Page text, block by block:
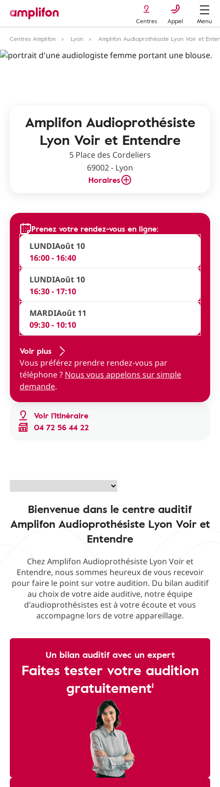
Centres Appel
Menu
Centres Amplifon
Lyon Amplifon Audioprothésiste Lyon Voir et
Amplifon Audioprothésiste
Lyon Voir et Entendre
5 Place des Cordeliers
69002 - Lyon
Horaires
Voir l'itinéraire
04 72 56 44 22
Prenez votre rendez-vous en ligne:
LUNDIAoût 10
16:00 - 16:40
LUNDIAoût 10
16:30 - 17:10
MARDIAoût 11
09:30 - 10:10
Voir plus
Vous préférez prendre rendez-vous par
téléphone ? Nous vous appelons sur simple
demande.
Bienvenue dans le centre auditif
Amplifon Audioprothésiste Lyon Voir et
Entendre
Chez Amplifon Audioprothésiste Lyon Voir et
Entendre, nous sommes heureux de vous recevoir
pour faire le point sur votre audition. Du bilan auditif
au choix de votre aide auditive, notre équipe
d'audioprothésistes est à votre écoute et vous
accompagne lors de votre appareillage.
Un bilan auditif avec un expert
Faites tester votre audition
gratuitement¹